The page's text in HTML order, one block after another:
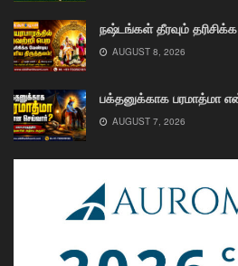
நஷ்டங்கள் தீரவும்
AUGUST 8, 2026
பக்தனுக்காக பரமாத்மா
AUGUST 7, 2026